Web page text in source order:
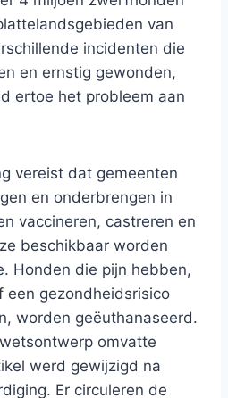
van
incidenten die
en ernstig gewonden,
ertoe het probleem aan
vereist dat gemeenten
en onderbrengen in
vaccineren, castreren en
beschikbaar worden
Honden die pijn hebben,
een gezondheidsrisico
worden geëuthanaseerd.
omvatte
werd gewijzigd na
Er circuleren de